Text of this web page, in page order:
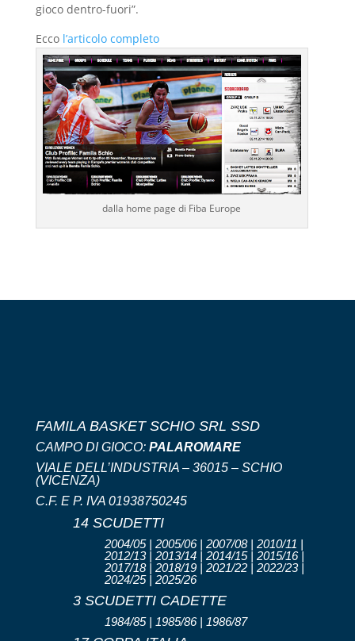
gioco dentro-fuori”.
Ecco l’articolo completo
dalla home page di Fiba Europe
FAMILA BASKET SCHIO SRL SSD
CAMPO DI GIOCO: PALAROMARE
VIALE DELL’INDUSTRIA – 36015 – SCHIO
(VICENZA)
C.F. E P. IVA 01938750245
14 SCUDETTI
2004/05 | 2005/06 | 2007/08 | 2010/11 |
2012/13 | 2013/14 | 2014/15 | 2015/16 |
2017/18 | 2018/19 | 2021/22 | 2022/23 |
2024/25 | 2025/26
3 SCUDETTI CADETTE
1984/85 | 1985/86 | 1986/87